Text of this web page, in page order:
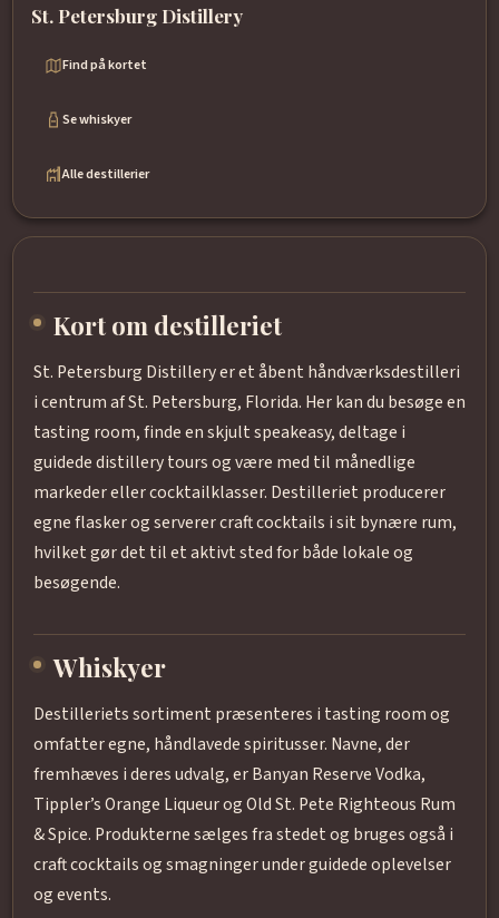
St. Petersburg Distillery
Find på kortet
Se whiskyer
Alle destillerier
Kort om destilleriet
St. Petersburg Distillery er et åbent håndværksdestilleri
i centrum af St. Petersburg, Florida. Her kan du besøge en
tasting room, finde en skjult speakeasy, deltage i
guidede distillery tours og være med til månedlige
markeder eller cocktailklasser. Destilleriet producerer
egne flasker og serverer craft cocktails i sit bynære rum,
hvilket gør det til et aktivt sted for både lokale og
besøgende.
Whiskyer
Destilleriets sortiment præsenteres i tasting room og
omfatter egne, håndlavede spiritusser. Navne, der
fremhæves i deres udvalg, er Banyan Reserve Vodka,
Tippler’s Orange Liqueur og Old St. Pete Righteous Rum
& Spice. Produkterne sælges fra stedet og bruges også i
craft cocktails og smagninger under guidede oplevelser
og events.